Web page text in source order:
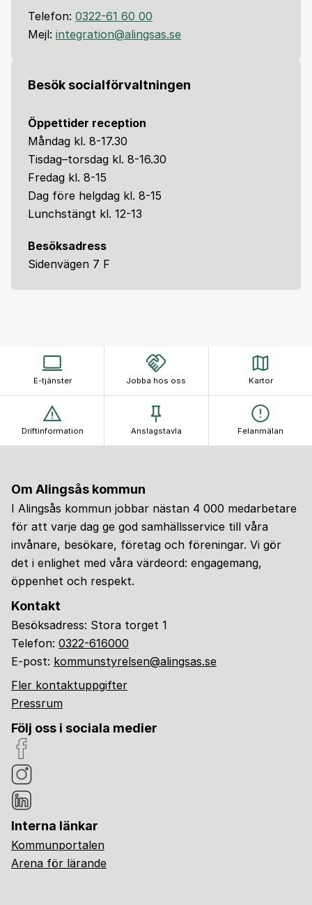
Telefon: 0322-61 60 00
Mejl: integration@alingsas.se
Besök socialförvaltningen
Öppettider reception
Måndag kl. 8-17.30
Tisdag–torsdag kl. 8-16.30
Fredag kl. 8-15
Dag före helgdag kl. 8-15
Lunchstängt kl. 12-13
Besöksadress
Sidenvägen 7 F
E-tjänster Jobba hos oss Kartor
Driftinformation Anslagstavla Felanmälan
Om Alingsås kommun
I Alingsås kommun jobbar nästan 4 000 medarbetare
för att varje dag ge god samhällsservice till våra
invånare, besökare, företag och föreningar. Vi gör
det i enlighet med våra värdeord: engagemang,
öppenhet och respekt.
Kontakt
Besöksadress: Stora torget 1
Telefon: 0322-616000
E-post: kommunstyrelsen@alingsas.se
Fler kontaktuppgifter
Pressrum
Följ oss i sociala medier
Interna länkar
Kommunportalen
Arena för lärande